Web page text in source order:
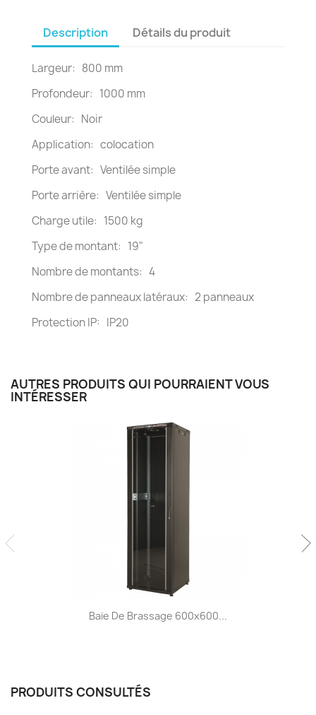
Description Détails du produit
Largeur: 800 mm
Profondeur: 1000 mm
Couleur: Noir
Application: colocation
Porte avant: Ventilée simple
Porte arrière: Ventilée simple
Charge utile: 1500 kg
Type de montant: 19"
Nombre de montants: 4
Nombre de panneaux latéraux: 2 panneaux
Protection IP: IP20
AUTRES PRODUITS QUI POURRAIENT VOUS
INTÉRESSER
Baie De Brassage 600x600...
PRODUITS CONSULTÉS